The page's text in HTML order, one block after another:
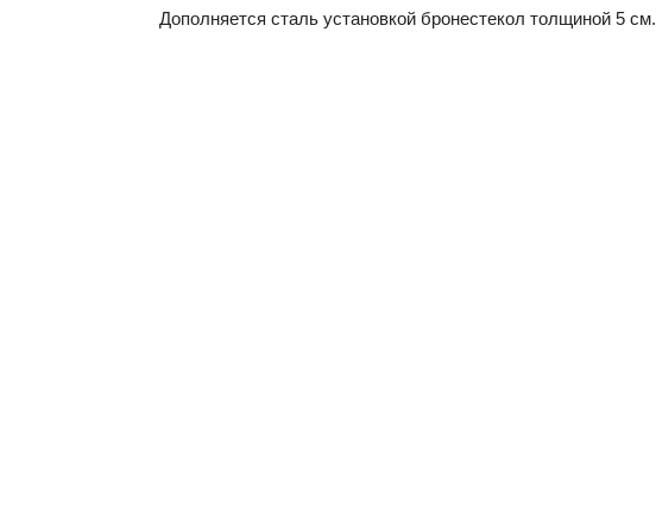
Дополняется сталь установкой бронестекол толщиной 5 см.